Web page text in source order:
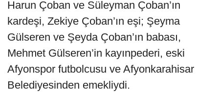
Harun Çoban ve Süleyman Çoban’ın
kardeşi, Zekiye Çoban’ın eşi; Şeyma
Gülseren ve Şeyda Çoban’ın babası,
Mehmet Gülseren’in kayınpederi, eski
Afyonspor futbolcusu ve Afyonkarahisar
Belediyesinden emekliydi.